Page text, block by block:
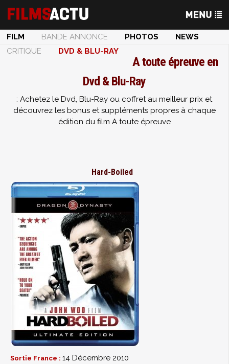
FILM BANDE ANNONCE PHOTOS
NEWS
CRITIQUE
DVD & BLU-RAY
A toute épreuve en
Dvd & Blu-Ray
: Achetez le Dvd, Blu-Ray ou coffret au meilleur prix et
découvrez les bonus et suppléments propres à chaque
édition du film A toute épreuve
Hard-Boiled
Sortie France : 14 Décembre 2010